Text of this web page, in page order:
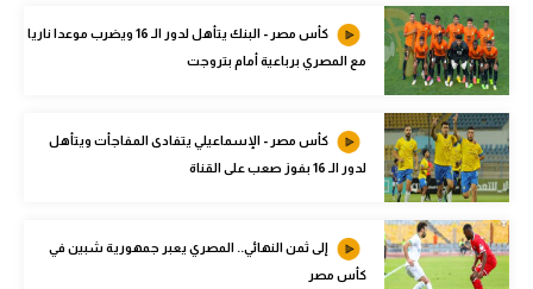
أمريكا
ركن الألعاب
أقسام خاصة
Gamers
ميركاتو
تحقيق في الجول
كأس مصر - البنك يتأهل لدور الـ 16 ويضرب موعدا ناريا
مع المصري برباعية أمام بتروجت
كأس مصر - الإسماعيلي يتفادى المفاجأت ويتأهل
لدور الـ 16 بفوز صعب على القناة
إلى ثمن النهائي.. المصري يعبر جمهورية شبين في
كأس مصر